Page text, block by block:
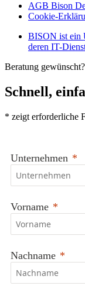
AGB Bison
Cookie-
BISON ist ein
deren IT-
Beratung gewünscht?
Schnell,
* zeigt erforderliche
Unternehmen
Vorname
Nachname